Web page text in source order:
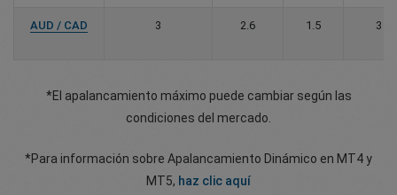
AUD / CAD 3 2.6 1.5 3
*El apalancamiento máximo puede cambiar según las
condiciones del mercado.
*Para información sobre Apalancamiento Dinámico en MT4 y
MT5, haz clic aquí